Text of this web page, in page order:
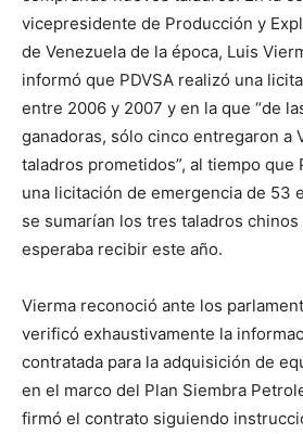
vicepresidente de Producción y
de Venezuela de la época, Luis
informó que PDVSA realizó una
entre 2006 y 2007 y en la que “de
ganadoras, sólo cinco entregaron a
taladros prometidos”, al tiempo que
una licitación de emergencia de 53
se sumarían los tres taladros chinos
esperaba recibir este año.
Vierma reconoció ante los
verificó exhaustivamente la
contratada para la adquisición de
en el marco del Plan Siembra
firmó el contrato siguiendo